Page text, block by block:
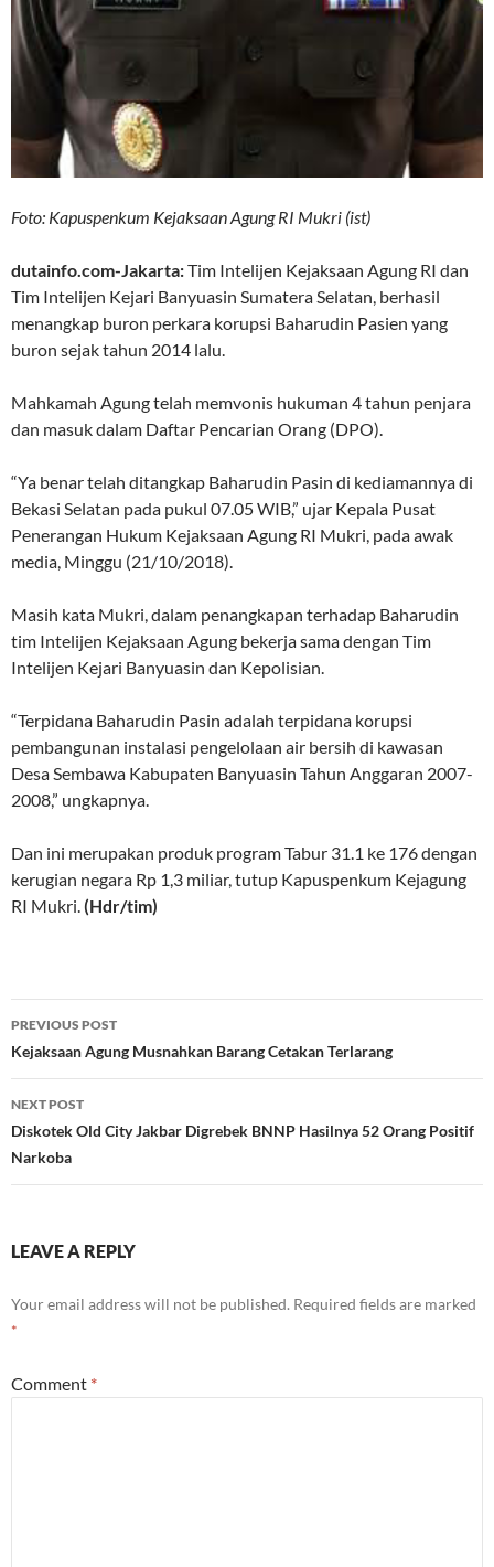
Foto: Kapuspenkum Kejaksaan Agung RI Mukri (ist)
dutainfo.com-Jakarta:Tim Intelijen Kejaksaan Agung RI dan
Tim Intelijen Kejari Banyuasin Sumatera Selatan, berhasil
menangkap buron perkara korupsi Baharudin Pasien yang
buron sejak tahun 2014 lalu.
Mahkamah Agung telah memvonis hukuman 4 tahun penjara
dan masuk dalam Daftar Pencarian Orang (DPO).
“Ya benar telah ditangkap Baharudin Pasin di kediamannya di
Bekasi Selatan pada pukul 07.05 WIB,” ujar Kepala Pusat
Penerangan Hukum Kejaksaan Agung RI Mukri, pada awak
media, Minggu (21/10/2018).
Masih kata Mukri, dalam penangkapan terhadap Baharudin
tim Intelijen Kejaksaan Agung bekerja sama dengan Tim
Intelijen Kejari Banyuasin dan Kepolisian.
“Terpidana Baharudin Pasin adalah terpidana korupsi
pembangunan instalasi pengelolaan air bersih di kawasan
Desa Sembawa Kabupaten Banyuasin Tahun Anggaran 2007-
2008,” ungkapnya.
Dan ini merupakan produk program Tabur 31.1 ke 176 dengan
kerugian negara Rp 1,3 miliar, tutup Kapuspenkum Kejagung
RI Mukri. (Hdr/tim)
Post
navigation
PREVIOUS POST
Kejaksaan Agung Musnahkan Barang Cetakan Terlarang
NEXT POST
Diskotek Old City Jakbar Digrebek BNNP Hasilnya 52 Orang Positif
Narkoba
LEAVE A REPLY
Your email address will not be published. Required fields are marked
*
Comment *